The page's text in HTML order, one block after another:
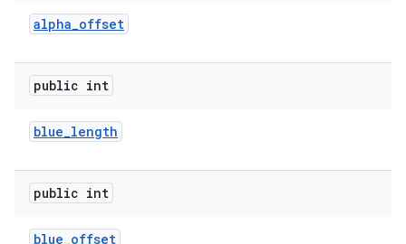
alpha_offset
public int
blue_length
public int
blue_offset